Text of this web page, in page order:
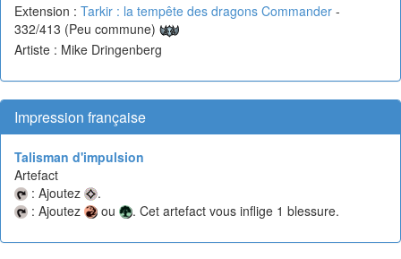
Extension : Tarkir : la tempête des dragons Commander -
332/413 (Peu commune)
Artiste : Mike Dringenberg
Impression française
Talisman d'impulsion
Artefact
: Ajoutez
.
: Ajoutez
ou . Cet artefact vous inflige 1 blessure.